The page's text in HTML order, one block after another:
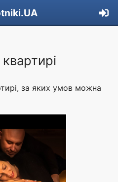
за яких умов можна